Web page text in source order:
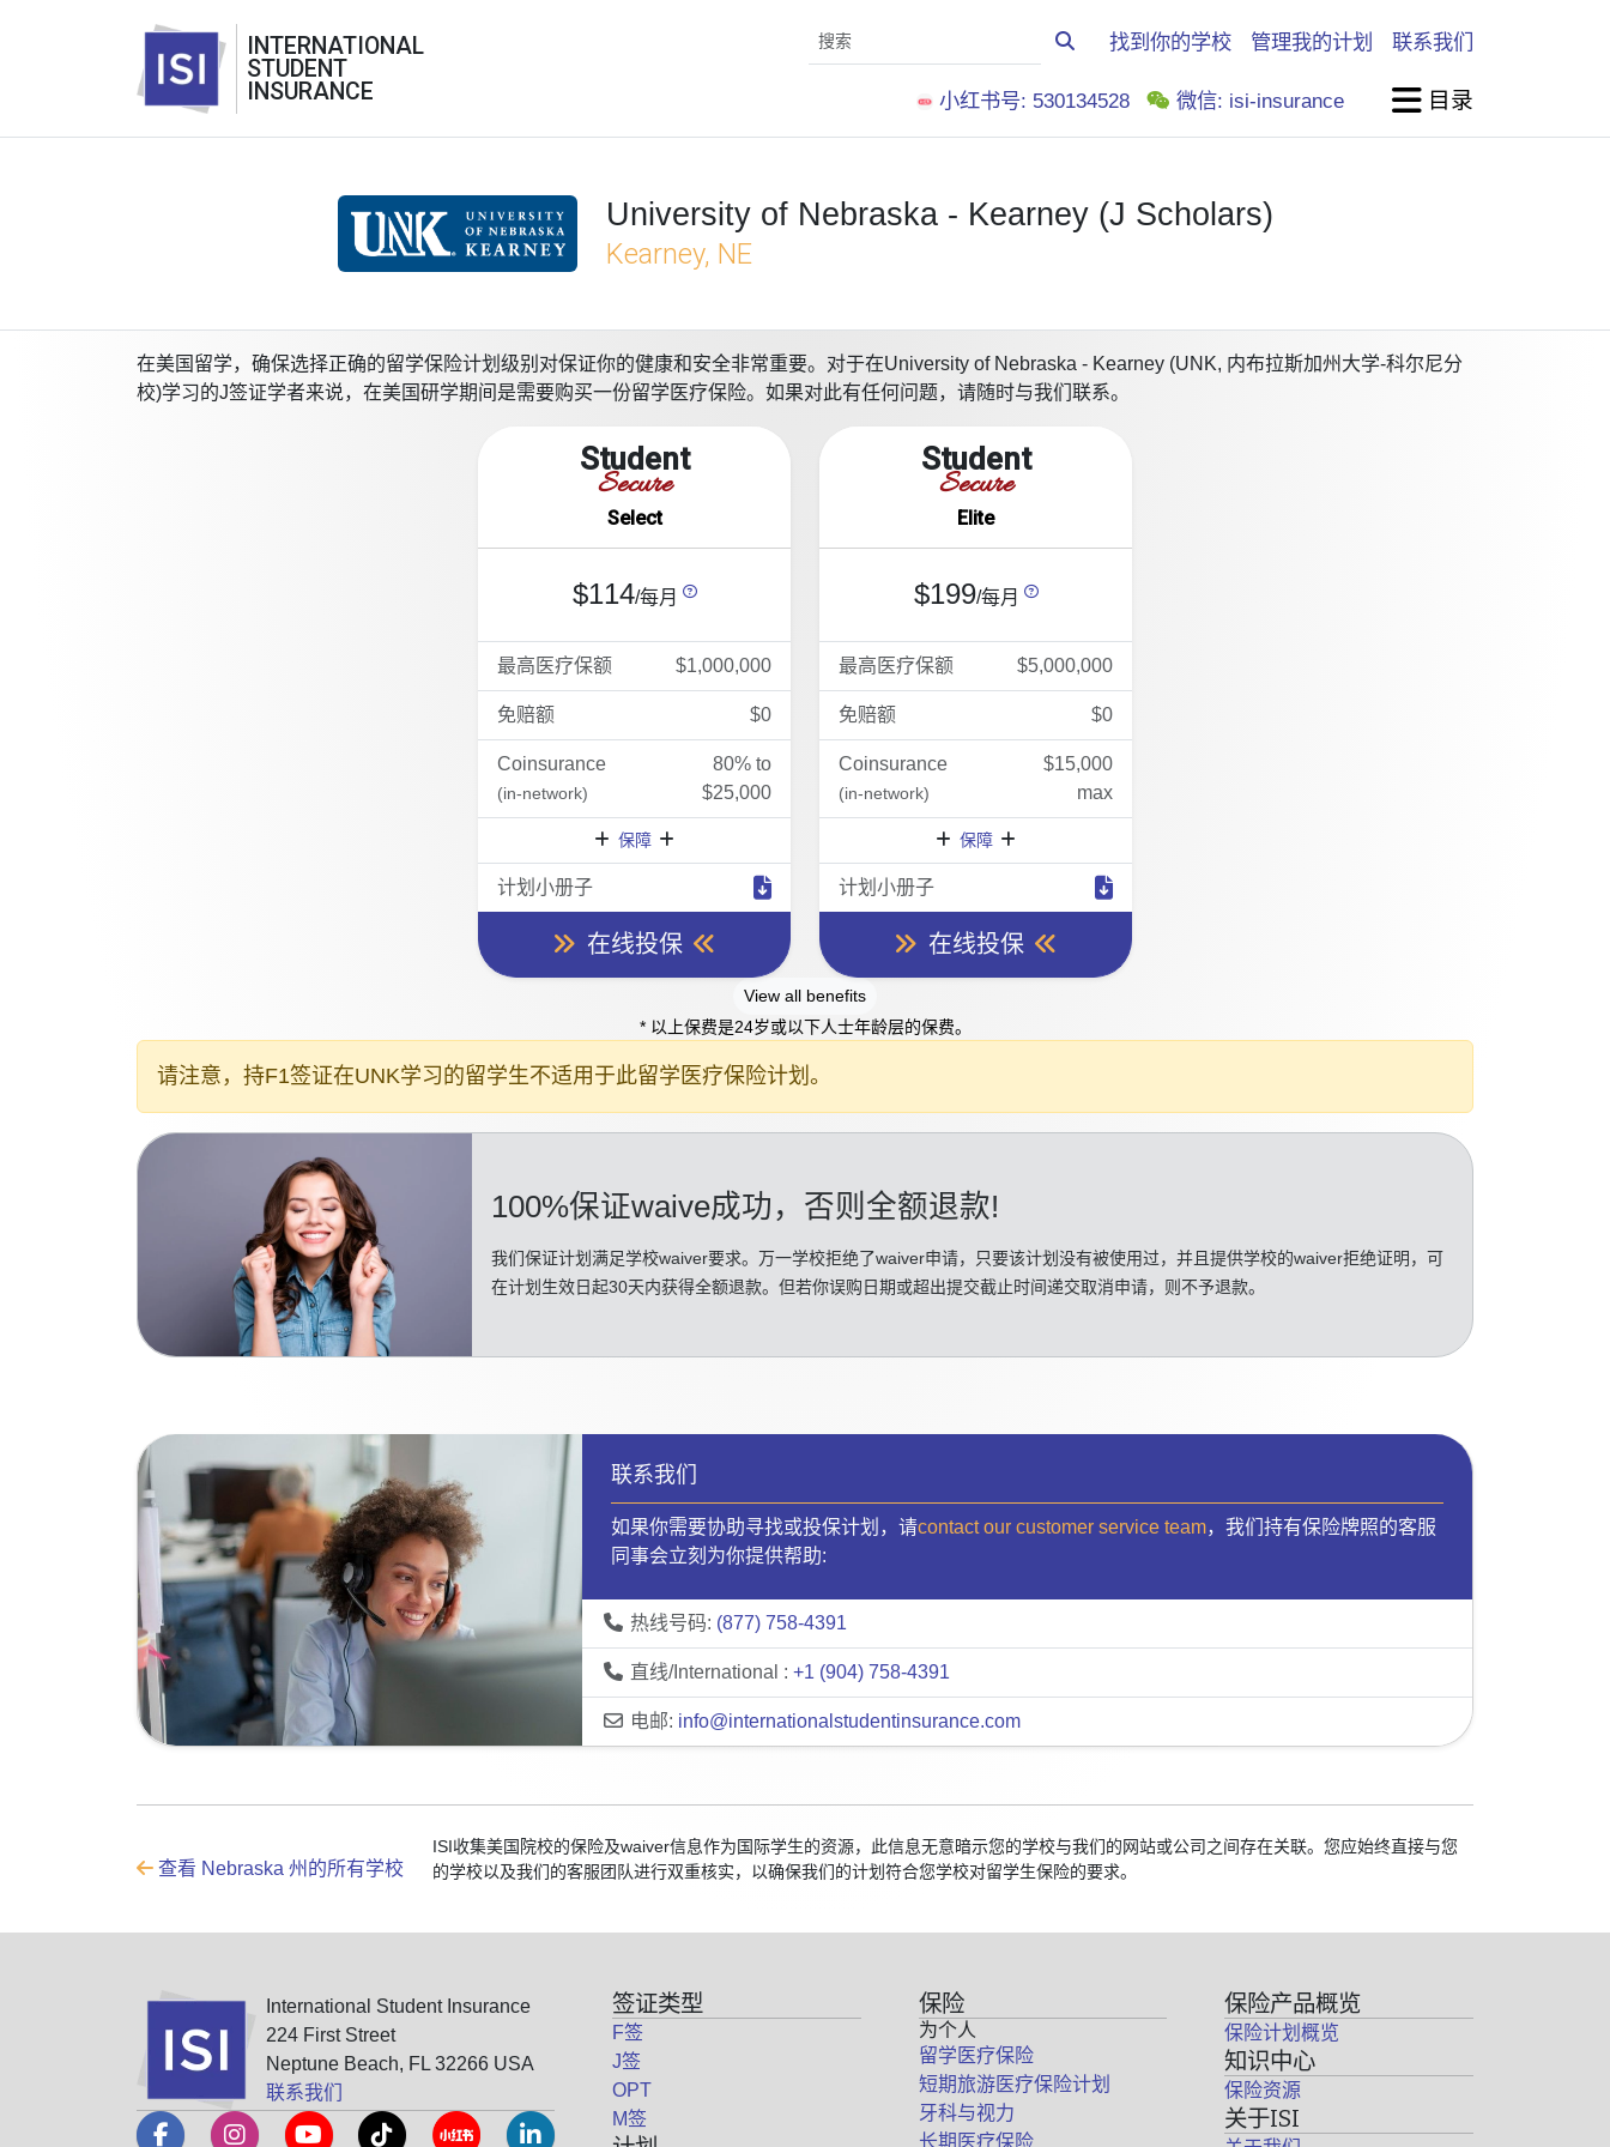
INTERNATIONAL
STUDENT
INSURANCE
找到你的学校 管理我的计划 联系我们
小红书号: 530134528 微信: isi-insurance 目录
University of Nebraska - Kearney (J Scholars)
Kearney, NE
在美国留学，确保选择正确的留学保险计划级别对保证你的健康和安全非常重要。对于在University of Nebraska - Kearney (UNK, 内布拉斯加州大学-科尔尼分
校)学习的J签证学者来说，在美国研学期间是需要购买一份留学医疗保险。如果对此有任何问题，请随时与我们联系。
Student
Secure
Select
$114/每月
最高医疗保额 $1,000,000
免赔额 $0
Coinsurance
(in-network)
80% to
$25,000
保障
计划小册子
在线投保
Student
Secure
Elite
$199/每月
最高医疗保额 $5,000,000
免赔额 $0
Coinsurance
(in-network)
$15,000
max
保障
计划小册子
在线投保
View all benefits
* 以上保费是24岁或以下人士年龄层的保费。
请注意，持F1签证在UNK学习的留学生不适用于此留学医疗保险计划。
100%保证waive成功 ，否则全额退款!
我们保证计划满足学校waiver要求。万一学校拒绝了waiver申请，只要该计划没有被使用过，并且提供学校的waiver拒绝证明，可
在计划生效日起30天内获得全额退款。但若你误购日期或超出提交截止时间递交取消申请，则不予退款。
联系我们
如果你需要协助寻找或投保计划，请contact our customer service team，我们持有保险牌照的客服
同事会立刻为你提供帮助:
热线号码: (877) 758-4391
直线/International : +1 (904) 758-4391
电邮: info@internationalstudentinsurance.com
查看 Nebraska 州的所有学校
ISI收集美国院校的保险及waiver信息作为国际学生的资源，此信息无意暗示您的学校与我们的网站或公司之间存在关联。您应始终直接与您
的学校以及我们的客服团队进行双重核实，以确保我们的计划符合您学校对留学生保险的要求。
International Student Insurance
224 First Street
Neptune Beach, FL 32266 USA
联系我们
签证类型
F签
J签
OPT
M签
保险
为个人
留学医疗保险
短期旅游医疗保险计划
牙科与视力
长期医疗保险
保险产品概览
保险计划概览
知识中心
保险资源
关于ISI